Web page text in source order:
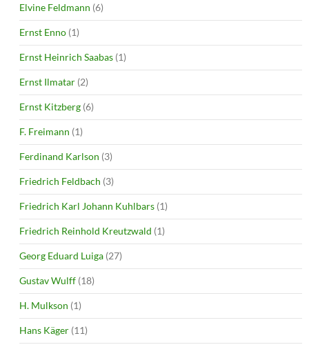
Elvine Feldmann (6)
Ernst Enno (1)
Ernst Heinrich Saabas (1)
Ernst Ilmatar (2)
Ernst Kitzberg (6)
F. Freimann (1)
Ferdinand Karlson (3)
Friedrich Feldbach (3)
Friedrich Karl Johann Kuhlbars (1)
Friedrich Reinhold Kreutzwald (1)
Georg Eduard Luiga (27)
Gustav Wulff (18)
H. Mulkson (1)
Hans Käger (11)